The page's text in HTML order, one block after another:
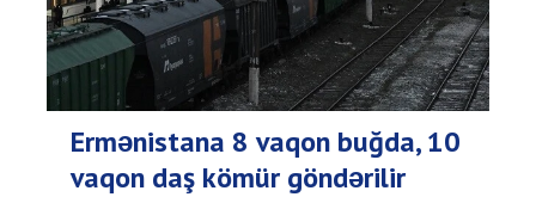
Ermənistana 8 vaqon buğda, 10
vaqon daş kömür göndərilir